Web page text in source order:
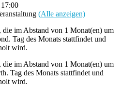
17:00
(Alle anzeigen)
die im Abstand von 1 Monat(en) um
Tag des Monats stattfindet und
wird.
die im Abstand von 1 Monat(en) um
Tag des Monats stattfindet und
wird.